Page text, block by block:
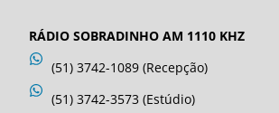
RÁDIO SOBRADINHO AM 1110 KHZ
(51) 3742-1089 (Recepção)
(51) 3742-3573 (Estúdio)